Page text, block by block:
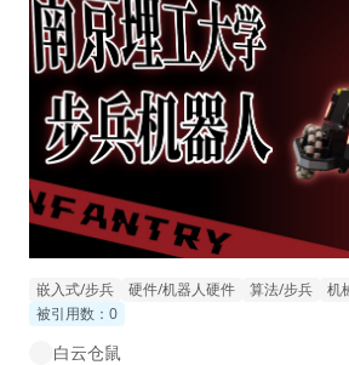
嵌入式/步兵 硬件/机器人硬件 算法/步兵
机
被引用数：0
白云仓鼠